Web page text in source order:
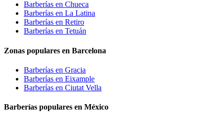
Barberías en Chueca
Barberías en La Latina
Barberías en Retiro
Barberías en Tetuán
Zonas populares en Barcelona
Barberías en Gracia
Barberías en Eixample
Barberías en Ciutat Vella
Barberías populares en México